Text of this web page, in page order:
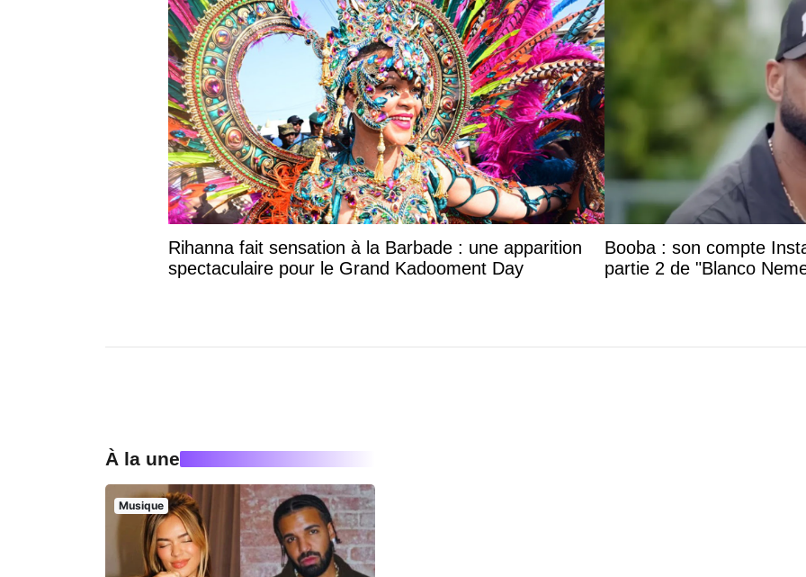
Rihanna fait sensation à la Barbade : une apparition
spectaculaire pour le Grand Kadooment Day
Booba : son compte
partie 2 de "Blanco
À la une
Musique